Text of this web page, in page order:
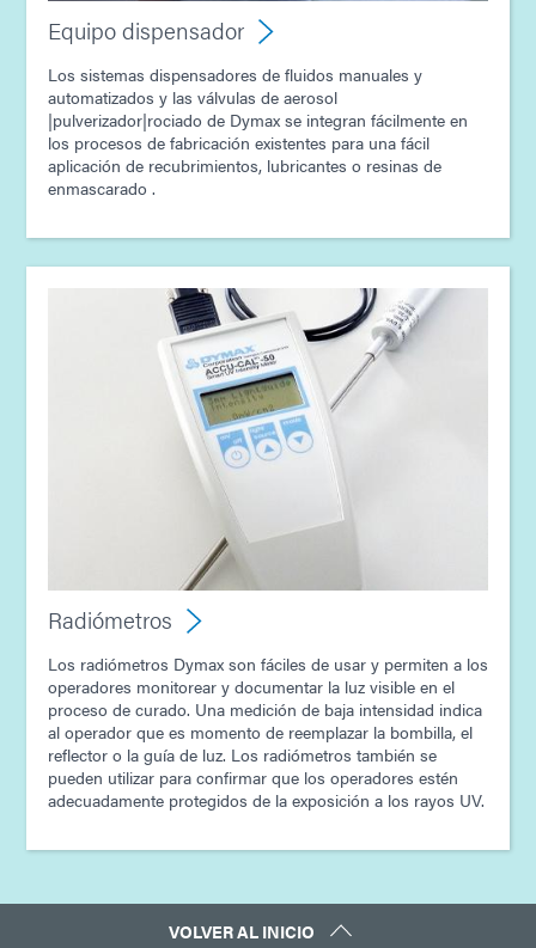
Equipo dispensador
Los sistemas dispensadores de fluidos manuales y
automatizados y las válvulas de aerosol
|pulverizador|rociado de Dymax se integran fácilmente en
los procesos de fabricación existentes para una fácil
aplicación de recubrimientos, lubricantes o resinas de
enmascarado .
Radiómetros
Los radiómetros Dymax son fáciles de usar y permiten a los
operadores monitorear y documentar la luz visible en el
proceso de curado. Una medición de baja intensidad indica
al operador que es momento de reemplazar la bombilla, el
reflector o la guía de luz. Los radiómetros también se
pueden utilizar para confirmar que los operadores estén
adecuadamente protegidos de la exposición a los rayos UV.
VOLVER AL INICIO